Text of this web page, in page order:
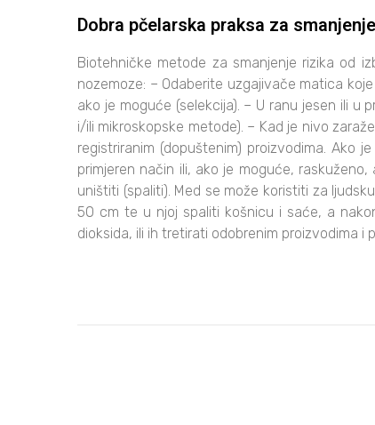
Dobra pčelarska praksa za
Biotehničke metode za smanjenje rizika od
nozemoze: – Odaberite uzgajivače matica
ako je moguće (selekcija). – U ranu jesen ili u
i/ili mikroskopske metode). – Kad je nivo
registriranim (dopuštenim) proizvodima. Ako
primjeren način ili, ako je moguće,
uništiti (spaliti). Med se može koristiti za
50 cm te u njoj spaliti košnicu i saće, a
dioksida, ili ih tretirati odobrenim proizvodima